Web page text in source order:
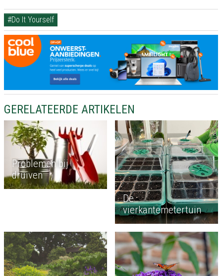
#Do It Yourself
GERELATEERDE ARTIKELEN
Problemen bij
druiven
De
vierkantemetertuin